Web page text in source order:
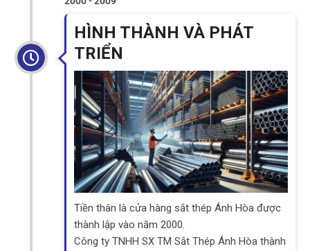
HÌNH THÀNH VÀ PHÁT
TRIỂN
Tiền thân là cửa hàng sắt thép Ánh Hòa được
thành lập vào năm 2000.
Công ty TNHH SX TM Sắt Thép Ánh Hòa thành